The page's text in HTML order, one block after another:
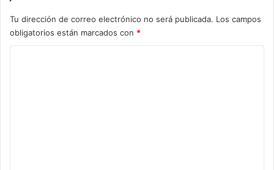
Tu dirección de correo electrónico no será publicada. Los campos
obligatorios están marcados con *